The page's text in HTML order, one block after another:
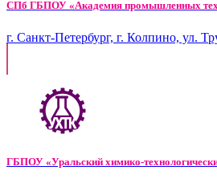
СПб ГБПОУ «Академия промышленных
г. Санкт-Петербург, г. Колпино, ул.
ГБПОУ «Уральский химико-